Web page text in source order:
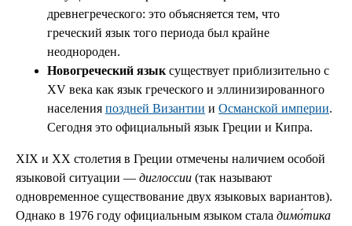
древнегреческого: это объясняется тем, что
греческий язык того периода был крайне
неоднороден.
Новогреческий язык существует приблизительно с
XV века как язык греческого и эллинизированного
населения поздней Византии и Османской империи.
Сегодня это официальный язык Греции и Кипра.
XIX и XX столетия в Греции отмечены наличием особой
языковой ситуации — диглоссии (так называют
одновременное существование двух языковых вариантов).
Однако в 1976 году официальным языком стала димо́тика